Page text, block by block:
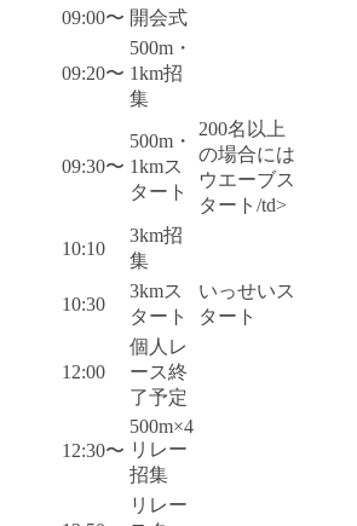
09:00〜 開会式
09:20〜
500m・
1km招
集
09:30〜
500m・
1kmス
タート
200名以上
の場合には
ウエーブス
タート/td>
10:10
3km招
集
10:30
3kmス
タート
いっせいス
タート
12:00
個人レ
ース終
了予定
12:30〜
500m×4
リレー
招集
リレー